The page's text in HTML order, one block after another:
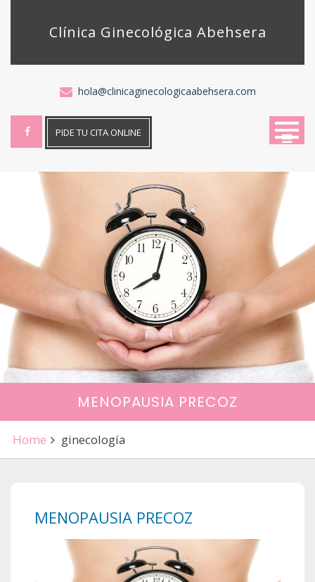
Clínica Ginecológica Abehsera
hola@clinicaginecologicaabehsera.com
PIDE TU CITA ONLINE
MENOPAUSIA PRECOZ
Home ginecología
MENOPAUSIA PRECOZ